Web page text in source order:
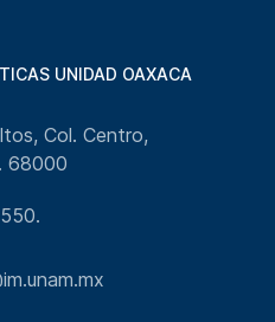
UNIDAD OAXACA
Col. Centro,
68000